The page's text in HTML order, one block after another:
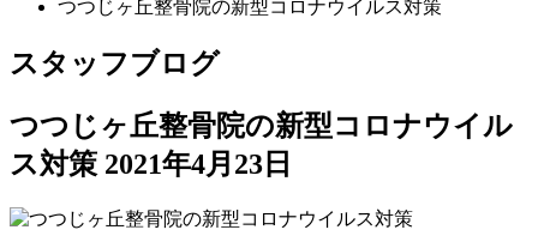
つつじヶ丘整骨院の新型コロナウイルス対策
スタッフブログ
つつじヶ丘整骨院の新型コロナウイル
ス対策 2021年4月23日